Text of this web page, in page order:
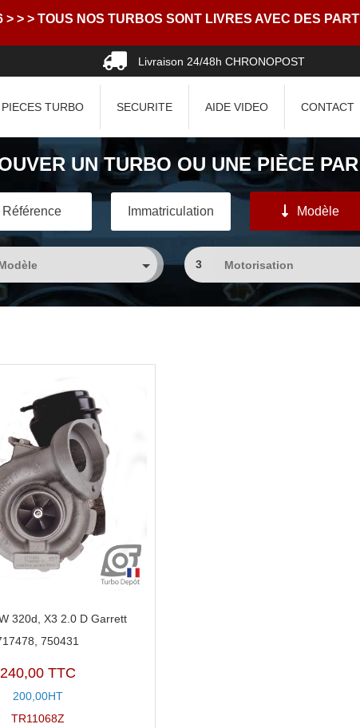
> TOUS NOS TURBOS SONT LIVRES AVEC DES
Livraison 24/48h CHRONOPOST
PIECES TURBO SECURITE AIDE VIDEO CONTACT
UN TURBO OU UNE PIÈCE
Référence Immatriculation Modèle
3
320d, X3 2.0 D Garrett
750431
240,00 TTC
200,00HT
TR11068Z